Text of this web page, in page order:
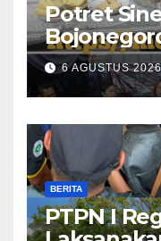
​Potret
Babinsa
Sekat,
Warga
6 AGUSTUS
BERITA
PTPN I